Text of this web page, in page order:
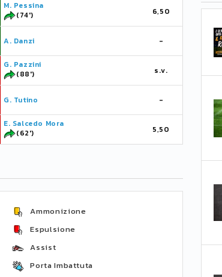
M. Pessina
(74')
6,50
A. Danzi -
G. Pazzini
(88')
s.v.
G. Tutino -
E. Salcedo Mora
(62')
5,50
Ammonizione
Espulsione
Assist
Porta Imbattuta